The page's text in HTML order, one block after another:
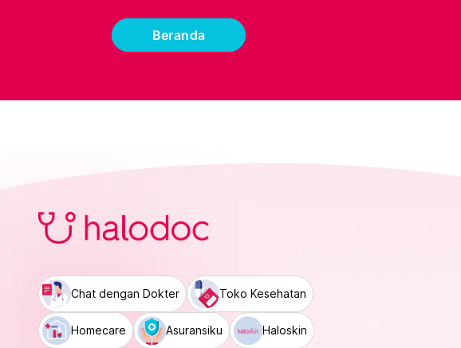
Beranda
Chat dengan Dokter Toko Kesehatan
Homecare Asuransiku Haloskin